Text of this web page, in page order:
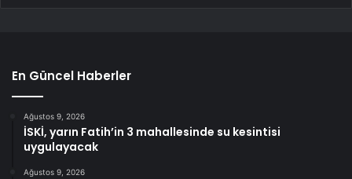
En Güncel Haberler
Ağustos 9, 2026
İSKİ, yarın Fatih’in 3 mahallesinde su kesintisi
uygulayacak
Ağustos 9, 2026